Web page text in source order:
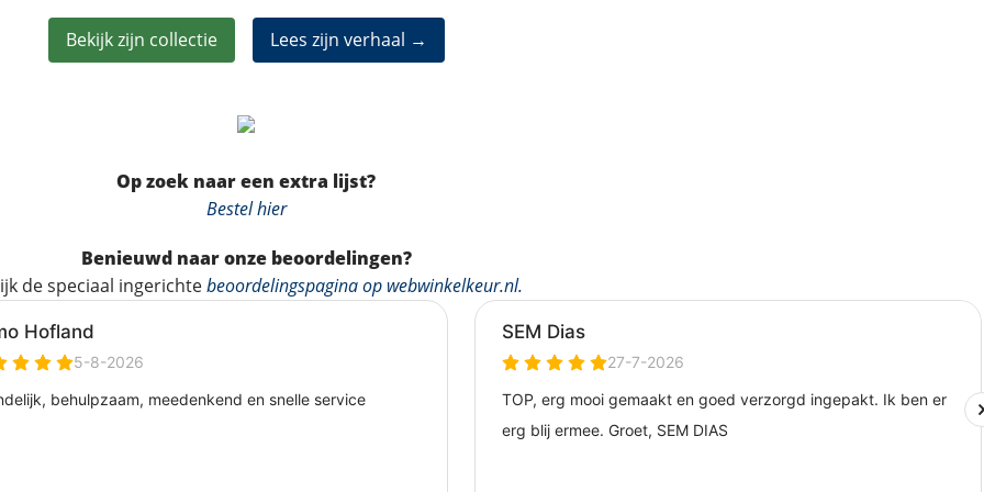
Bekijk zijn collectie Lees zijn verhaal →
Op zoek naar een extra lijst?
Bestel hier
Benieuwd naar onze beoordelingen?
de speciaal ingerichtebeoordelingspagina op webwinkelkeur.nl.